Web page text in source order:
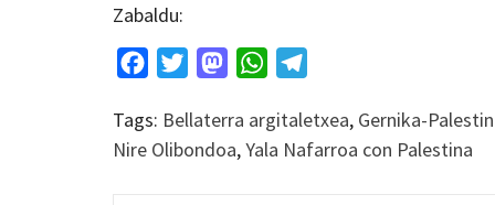
Zabaldu:
FacebookTwitterMastodonWhatsApp
Tags: Bellaterra argitaletxea, Gernika-
Nire Olibondoa,Yala Nafarroa con Palestina